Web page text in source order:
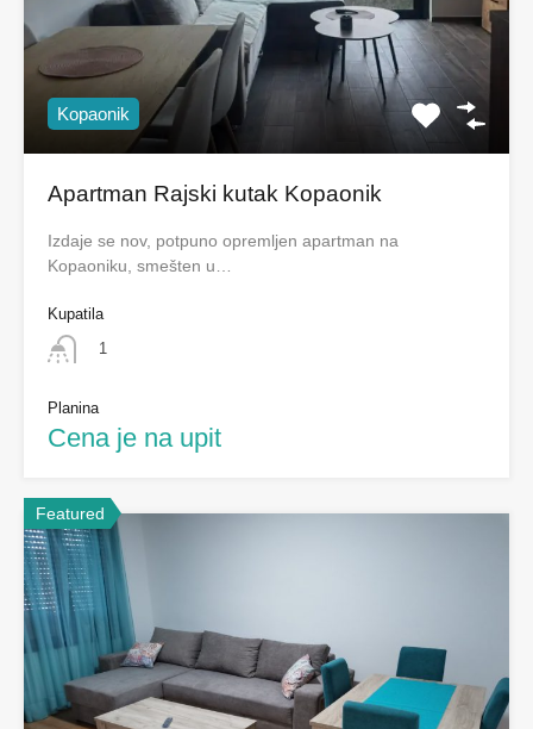
Kopaonik
Apartman Rajski kutak Kopaonik
Izdaje se nov, potpuno opremljen apartman na
Kopaoniku, smešten u…
Kupatila
1
Planina
Cena je na upit
Featured